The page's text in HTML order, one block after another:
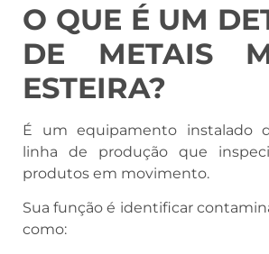
O QUE É UM
DE METAIS
ESTEIRA?
É um equipamento instalado
linha de produção que
produtos em movimento.
Sua função é identificar
como: